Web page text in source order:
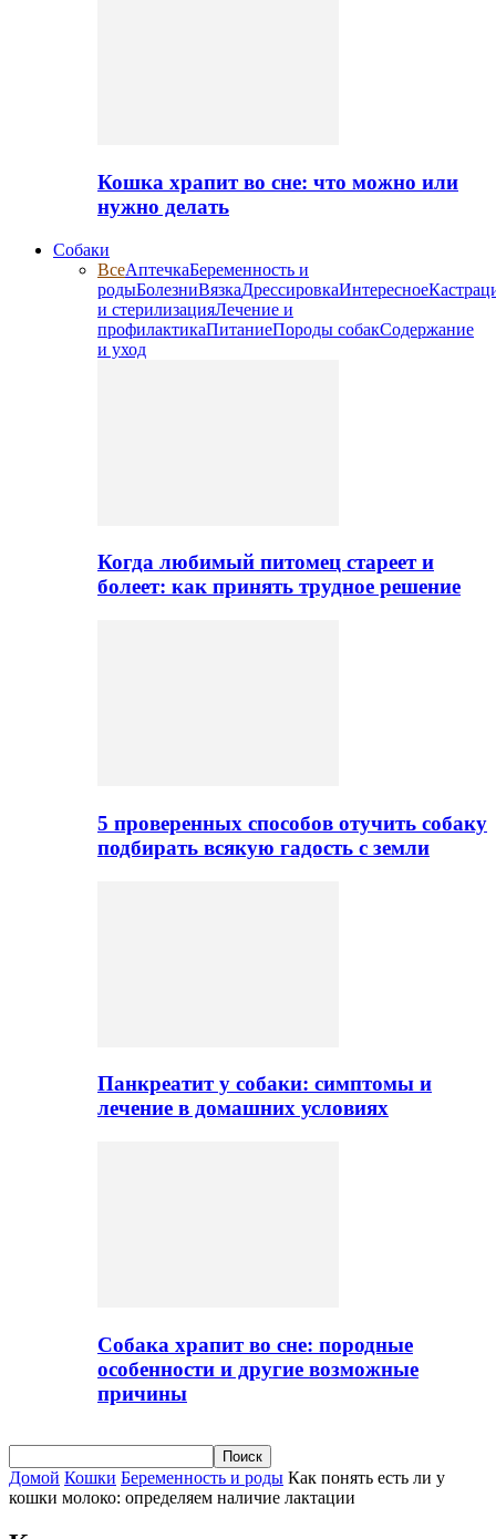
Кошка храпит во сне: что можно или
нужно делать
Собаки
ВсеАптечкаБеременность и
родыБолезниВязкаДрессировкаИнтересное
и стерилизацияЛечение и
профилактикаПитаниеПороды собакСодержание
и уход
Когда любимый питомец стареет и
болеет: как принять трудное решение
5 проверенных способов отучить собаку
подбирать всякую гадость с земли
Панкреатит у собаки: симптомы и
лечение в домашних условиях
Собака храпит во сне: породные
особенности и другие возможные
причины
Домой Кошки Беременность и роды Как понять есть ли у
кошки молоко: определяем наличие лактации